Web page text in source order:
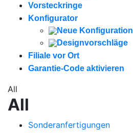
Vorsteckringe
Konfigurator
Neue Konfiguration
Designvorschläge
Filiale vor Ort
Garantie-Code aktivieren
All
All
Sonderanfertigungen